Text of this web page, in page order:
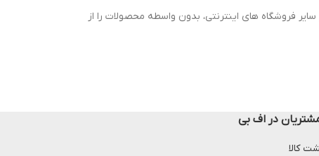
فروشگاه های اینترنتی، بدون واسطه محصولات را از
در اف بی
کالا